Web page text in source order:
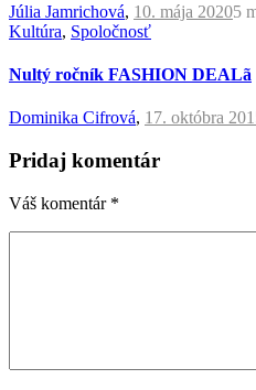
Júlia Jamrichová, 10. mája 20205
Kultúra, Spoločnosť
Nultý ročník FASHION DEALã
Dominika Cifrová, 17. októbra
Pridaj komentár
Váš komentár *